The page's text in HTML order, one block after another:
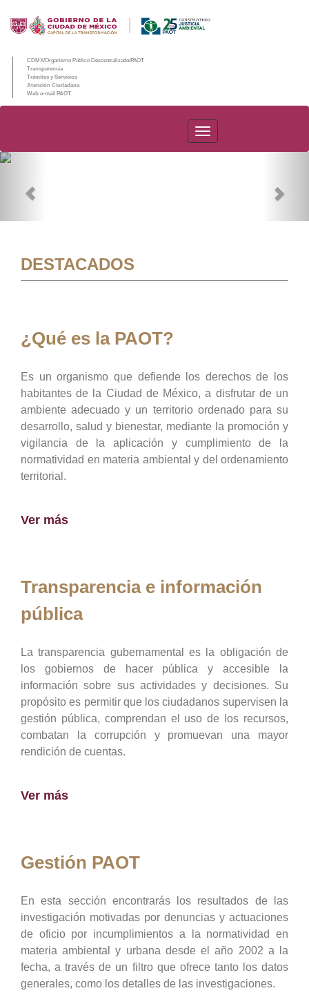
CDMX/Organismo Público Descentralizado/PAOT
Transparencia
Trámites y Servicios
Atención Ciudadana
Web e-mail PAOT
PAOT
DESTACADOS
¿Qué es la PAOT?
Es un organismo que defiende los derechos de los
habitantes de la Ciudad de México, a disfrutar de un
ambiente adecuado y un territorio ordenado para su
desarrollo, salud y bienestar, mediante la promoción y
vigilancia de la aplicación y cumplimiento de la
normatividad en materia ambiental y del ordenamiento
territorial.
Ver más
Transparencia e información
pública
La transparencia gubernamental es la obligación de
los gobiernos de hacer pública y accesible la
información sobre sus actividades y decisiones. Su
propósito es permitir que los ciudadanos supervisen la
gestión pública, comprendan el uso de los recursos,
combatan la corrupción y promuevan una mayor
rendición de cuentas.
Ver más
Gestión PAOT
En esta sección encontrarás los resultados de las
investigación motivadas por denuncias y actuaciones
de oficio por incumplimientos a la normatividad en
materia ambiental y urbana desde el año 2002 a la
fecha, a través de un filtro que ofrece tanto los datos
generales, como los detalles de las investigaciones.